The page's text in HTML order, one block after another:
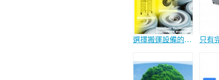
選擇搬運設備的技術關鍵